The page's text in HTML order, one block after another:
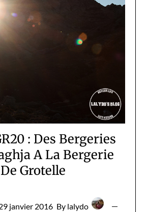
: Des Bergeries
A La Bergerie
De Grotelle
janvier 2016 By lalydo